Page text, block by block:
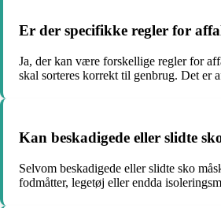
Er der specifikke regler for
Ja, der kan være forskellige regler for
skal sorteres korrekt til genbrug. Det er
Kan beskadigede eller slidte
Selvom beskadigede eller slidte sko
fodmåtter, legetøj eller endda